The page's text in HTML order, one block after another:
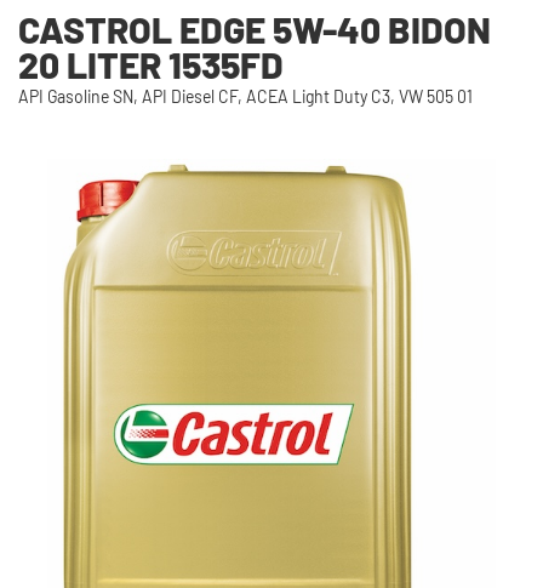
CASTROL EDGE 5W-40 BIDON
20 LITER 1535FD
API Gasoline SN, API Diesel CF, ACEA Light Duty C3, VW 505 01